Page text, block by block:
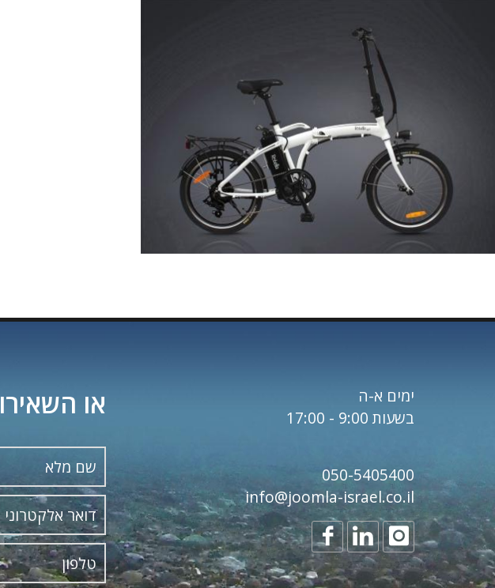
עיצוב סייקו
ספורט - אופניים
חשמליות
מתקפלות
עיצוב גרפי
לאופניים
חשמליות
רוטלה
ימים א-ה
בשעות 9:00 - 17:00
050-5405400
info@joomla-israel.co.il
או